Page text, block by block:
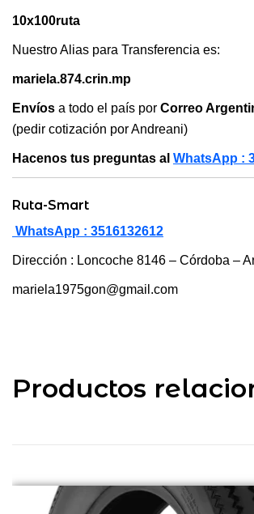
10x100ruta
Nuestro Alias para Transferencia es:
mariela.874.crin.mp
Envíos a todo el país por Correo
(pedir cotización por Andreani)
Hacenos tus preguntas al WhatsApp :
Ruta-Smart
WhatsApp : 3516132612
Dirección : Loncoche 8146 – Córdoba –
mariela1975gon@gmail.com
Productos